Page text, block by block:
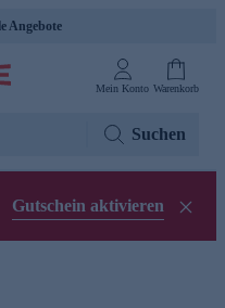
Angebote
Mein Konto Warenkorb
Suchen
Gutschein aktivieren